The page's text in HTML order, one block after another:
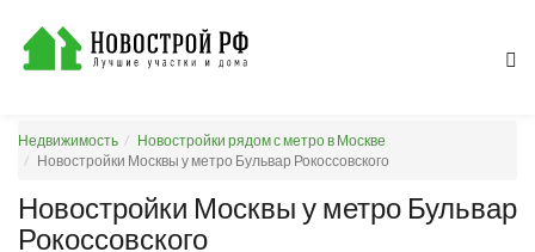
Недвижимость
Новостройки рядом с метро в Москве
Новостройки Москвы у метро Бульвар Рокоссовского
Новостройки Москвы у метро Бульвар
Рокоссовского